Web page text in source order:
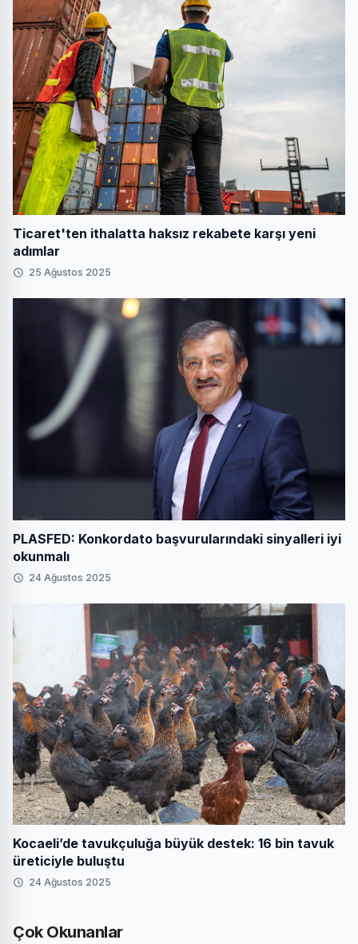
Ticaret'ten ithalatta haksız rekabete karşı yeni
adımlar
25 Ağustos 2025
PLASFED: Konkordato başvurularındaki sinyalleri iyi
okunmalı
24 Ağustos 2025
Kocaeli’de tavukçuluğa büyük destek: 16 bin tavuk
üreticiyle buluştu
24 Ağustos 2025
Çok Okunanlar